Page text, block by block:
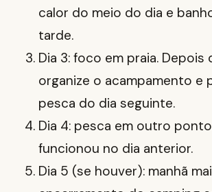
calor do meio do dia e
tarde.
Dia 3: foco em praia. Depois
organize o acampamento e
pesca do dia seguinte.
Dia 4: pesca em outro
funcionou no dia anterior.
Dia 5 (se houver): manhã